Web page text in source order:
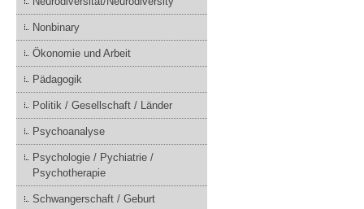
Nonbinary
Ökonomie und Arbeit
Pädagogik
Politik / Gesellschaft / Länder
Psychoanalyse
Psychologie / Pychiatrie /
Psychotherapie
Schwangerschaft / Geburt